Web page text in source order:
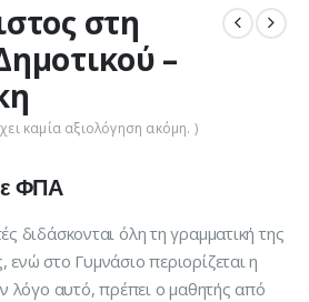
στη
–
καμία αξιολόγηση ακόμη. )
ΦΠΑ
διδάσκονται όλη τη γραμματική της
ενώ στο Γυμνάσιο περιορίζεται η
λόγο αυτό, πρέπει ο μαθητής από